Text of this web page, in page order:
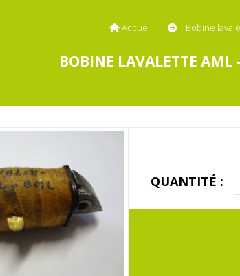
Accueil Bobine
BOBINE LAVALETTE AML
QUANTITÉ :